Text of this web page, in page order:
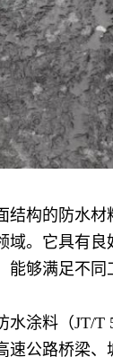
结构的 防水材
域。它具有良
够满足不
涂料（JT/T
速公路桥梁